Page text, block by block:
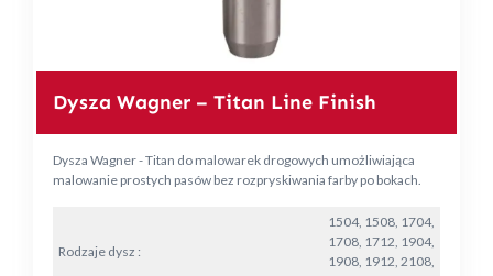
Dysza Wagner – Titan Line Finish
Dysza Wagner - Titan do malowarek drogowych umożliwiająca
malowanie prostych pasów bez rozpryskiwania farby po bokach.
Rodzaje dysz :
1504, 1508, 1704,
1708, 1712, 1904,
1908, 1912, 2108,